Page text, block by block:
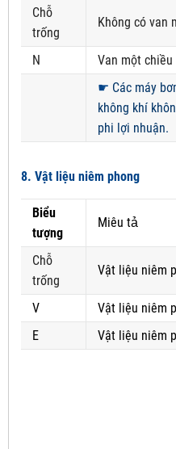
Chỗ
trống
Không có van
N
Van một chiều
☛ Các máy
không khí
phi lợi nhuận.
8. Vật liệu niêm phong
Biểu
tượng
Miêu tả
Chỗ
trống
Vật liệu niêm
V
Vật liệu niêm
E
Vật liệu niêm